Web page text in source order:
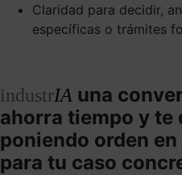
Claridad para decidir,
específicas o trámites
industrIA una
ahorra tiempo y te
poniendo orden
para tu caso